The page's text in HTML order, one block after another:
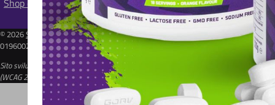
Shop online
© 2026Sport Supplements Srl| Via Comacchio, 47 - 44124 Ferrara (FE) - P.IVA:
01960020384 | REA: FE-213591 | Cap. Soc. 10.000€
Sito sviluppato seguendo gli standard delle Web Content Accessibility Guidelines
(WCAG 2.1 AAA) - Invia segnalazione